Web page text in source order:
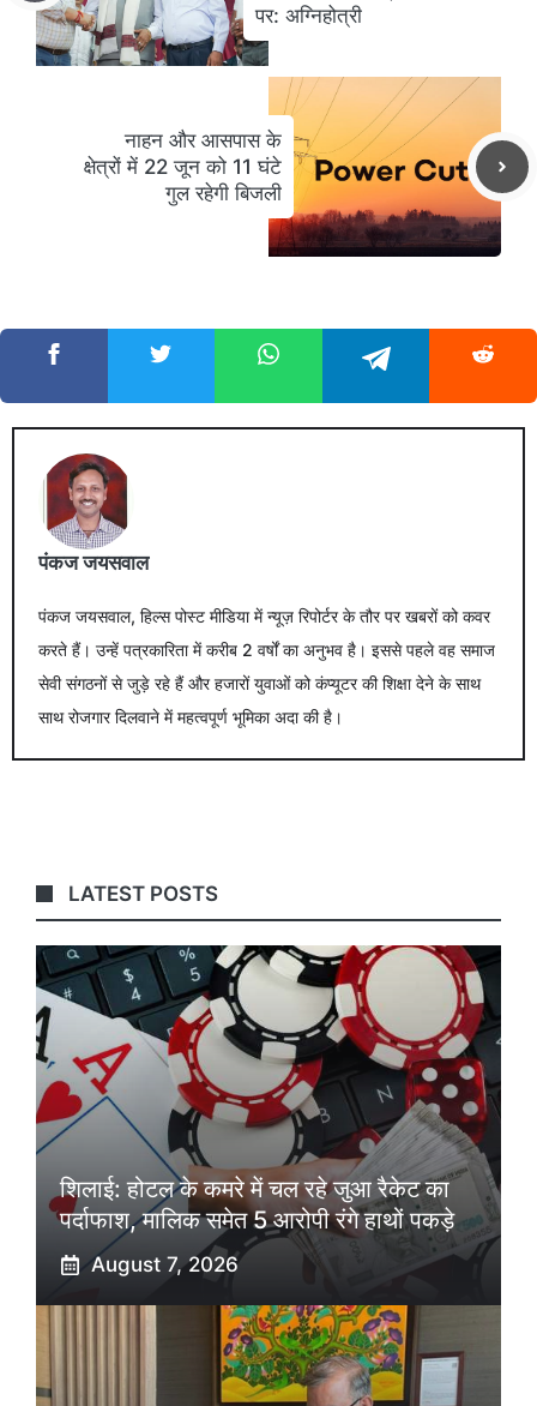
पर: अग्निहोत्री
नाहन और आसपास के
क्षेत्रों में 22 जून को 11 घंटे
गुल रहेगी बिजली
पंकज जयसवाल
पंकज जयसवाल, हिल्स पोस्ट मीडिया में न्यूज़ रिपोर्टर के तौर पर खबरों को कवर
करते हैं। उन्हें पत्रकारिता में करीब 2 वर्षों का अनुभव है। इससे पहले वह समाज
सेवी संगठनों से जुड़े रहे हैं और हजारों युवाओं को कंप्यूटर की शिक्षा देने के साथ
साथ रोजगार दिलवाने में महत्वपूर्ण भूमिका अदा की है।
LATEST POSTS
शिलाई: होटल के कमरे में चल रहे जुआ रैकेट का
पर्दाफाश, मालिक समेत 5 आरोपी रंगे हाथों पकड़े
August 7, 2026